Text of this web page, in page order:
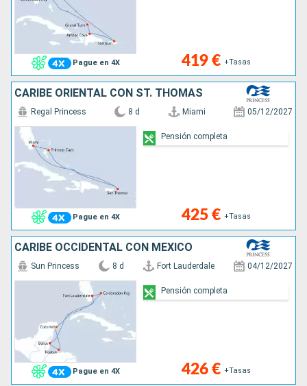
Pague en 4X 419 € +Tasas
CARIBE ORIENTAL CON ST. THOMAS
Pague en 4X
Regal Princess 8 d Miami 05/12/2027
425 € +Tasas
Pensión completa
CARIBE OCCIDENTAL CON MÉXICO
Pague en 4X
Sun Princess 8 d Fort Lauderdale 04/12/2027
426 € +Tasas
Pensión completa